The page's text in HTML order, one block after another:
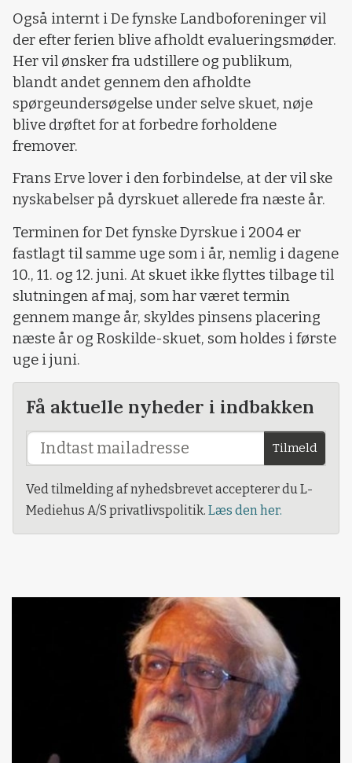
Også internt i De fynske Landboforeninger vil
der efter ferien blive afholdt evalueringsmøder.
Her vil ønsker fra udstillere og publikum,
blandt andet gennem den afholdte
spørgeundersøgelse under selve skuet, nøje
blive drøftet for at forbedre forholdene
fremover.
Frans Erve lover i den forbindelse, at der vil ske
nyskabelser på dyrskuet allerede fra næste år.
Terminen for Det fynske Dyrskue i 2004 er
fastlagt til samme uge som i år, nemlig i dagene
10., 11. og 12. juni. At skuet ikke flyttes tilbage til
slutningen af maj, som har været termin
gennem mange år, skyldes pinsens placering
næste år og Roskilde-skuet, som holdes i første
uge i juni.
Få aktuelle nyheder i indbakken
Tilmeld
Ved tilmelding af nyhedsbrevet accepterer du L-
Mediehus A/S privatlivspolitik. Læs den her.